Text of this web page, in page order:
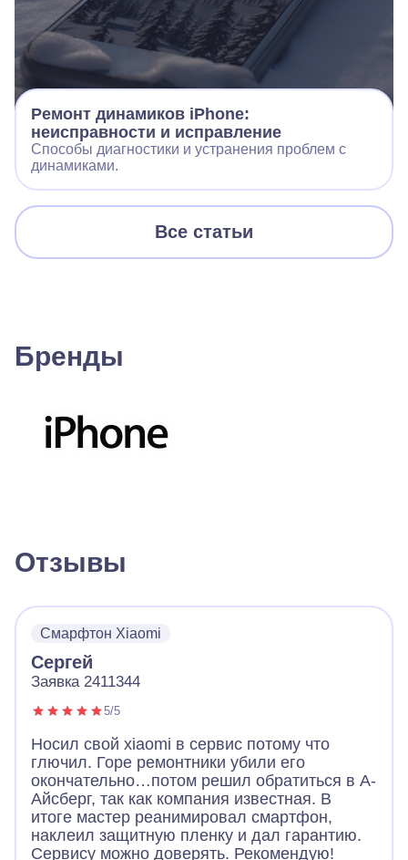
Ремонт динамиков iPhone:
неисправности и исправление
Способы диагностики и устранения проблем с
динамиками.
Все статьи
Бренды
Отзывы
Смарфтон Xiaomi
Сергей
Заявка 2411344
5/5
Носил свой xiaomi в сервис потому что
глючил. Горе ремонтники убили его
окончательно…потом решил обратиться в А-
Айсберг, так как компания известная. В
итоге мастер реанимировал смартфон,
наклеил защитную пленку и дал гарантию.
Сервису можно доверять. Рекомендую!